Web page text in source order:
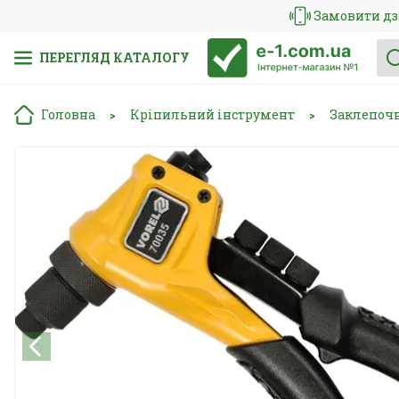
Замовити
ПЕРЕГЛЯД КАТАЛОГУ
Головна > Кріпильний інструмент >